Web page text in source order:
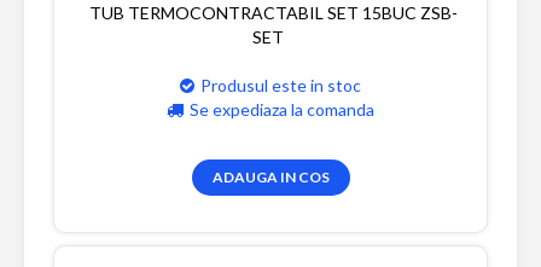
TUB TERMOCONTRACTABIL SET 15BUC ZSB-
SET
Produsul este in stoc
Se expediaza la comanda
ADAUGA IN COS